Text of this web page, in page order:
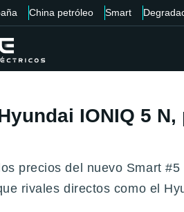
China petróleo Smart
IONIQ 5
precios del nuevo Smart
rivales directos como el